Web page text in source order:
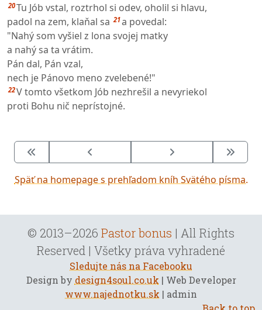
20Tu Jób vstal, roztrhol si odev, oholil si hlavu,
padol na zem, klaňal sa 21a povedal:
"Nahý som vyšiel z lona svojej matky
a nahý sa ta vrátim.
Pán dal, Pán vzal,
nech je Pánovo meno zvelebené!"
22V tomto všetkom Jób nezhrešil a nevyriekol
proti Bohu nič neprístojné.
Späť na homepage s prehľadom kníh Svätého písma.
© 2013–2026 Pastor bonus | All Rights
Reserved | Všetky práva vyhradené
Sledujte nás na Facebooku
Design by design4soul.co.uk | Web Developer
www.najednotku.sk | admin